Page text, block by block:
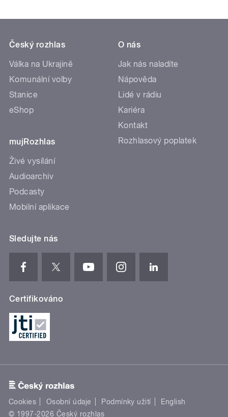
Český rozhlas
Válka na Ukrajině
Komunální volby
Stanice
eShop
mujRozhlas
Živé vysílání
Audioarchiv
Podcasty
Mobilní aplikace
O nás
Jak nás naladíte
Nápověda
Lidé v rádiu
Kariéra
Kontakt
Rozhlasový poplatek
Sledujte nás
Certifikováno
Cookies Osobní údaje Podmínky užití
English
© 1997-2026 Český rozhlas